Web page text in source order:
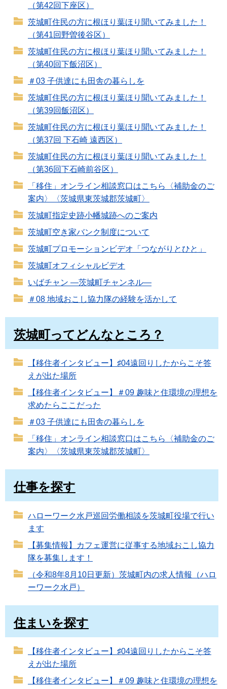
（第42回下座区）
茨城町住民の方に根ほり葉ほり聞いてみました！
（第41回野曽後谷区）
茨城町住民の方に根ほり葉ほり聞いてみました！
（第40回下飯沼区）
＃03 子供達にも田舎の暮らしを
茨城町住民の方に根ほり葉ほり聞いてみました！
（第39回飯沼区）
茨城町住民の方に根ほり葉ほり聞いてみました！
（第37回 下石崎 遠西区）
茨城町住民の方に根ほり葉ほり聞いてみました！
（第36回下石崎前谷区）
「移住」オンライン相談窓口はこちら〈補助金のご
案内〉〈茨城県東茨城郡茨城町〉
茨城町指定史跡小幡城跡へのご案内
茨城町空き家バンク制度について
茨城町プロモーションビデオ「つながりとひと」
茨城町オフィシャルビデオ
いばチャン ―茨城町チャンネル―
＃08 地域おこし協力隊の経験を活かして
茨城町ってどんなところ？
【移住者インタビュー】♯04遠回りしたからこそ答
えが出た場所
【移住者インタビュー】＃09 趣味と住環境の理想を
求めたらここだった
＃03 子供達にも田舎の暮らしを
「移住」オンライン相談窓口はこちら〈補助金のご
案内〉〈茨城県東茨城郡茨城町〉
仕事を探す
ハローワーク水戸巡回労働相談を茨城町役場で行い
ます
【募集情報】カフェ運営に従事する地域おこし協力
隊を募集します！
（令和8年8月10日更新）茨城町内の求人情報（ハロ
ーワーク水戸）
住まいを探す
【移住者インタビュー】♯04遠回りしたからこそ答
えが出た場所
【移住者インタビュー】＃09 趣味と住環境の理想を